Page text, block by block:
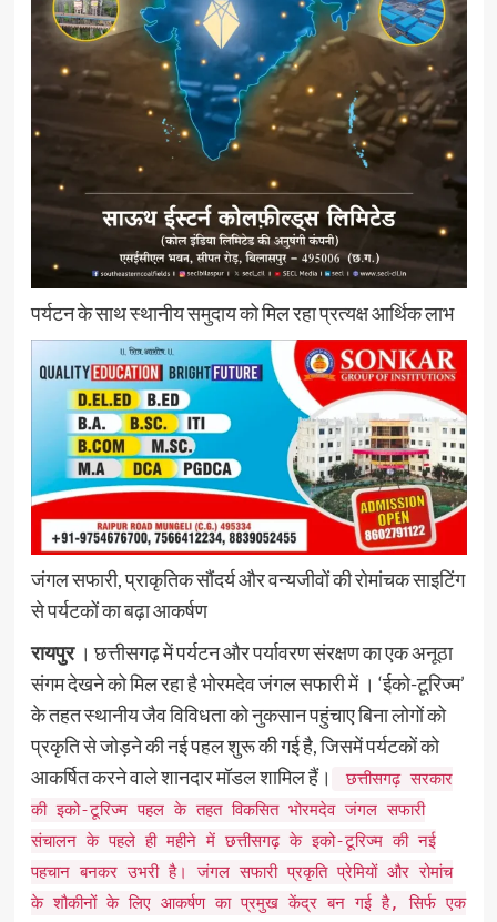
पर्यटन के साथ स्थानीय समुदाय को मिल रहा प्रत्यक्ष आर्थिक लाभ
जंगल सफारी, प्राकृतिक सौंदर्य और वन्यजीवों की रोमांचक साइटिंग
से पर्यटकों का बढ़ा आकर्षण
रायपुर। छत्तीसगढ़ में पर्यटन और पर्यावरण संरक्षण का एक अनूठा
संगम देखने को मिल रहा है भोरमदेव जंगल सफारी में । ‘ईको-टूरिज्म’
के तहत स्थानीय जैव विविधता को नुकसान पहुंचाए बिना लोगों को
प्रकृति से जोड़ने की नई पहल शुरू की गई है, जिसमें पर्यटकों को
आकर्षित करने वाले शानदार मॉडल शामिल हैं।
छत्तीसगढ़ सरकार
की इको-टूरिज्म पहल के तहत विकसित भोरमदेव जंगल सफारी
संचालन के पहले ही महीने में छत्तीसगढ़ के इको-टूरिज्म की नई
पहचान बनकर उभरी है। जंगल सफारी प्रकृति प्रेमियों और रोमांच
के शौकीनों के लिए आकर्षण का प्रमुख केंद्र बन गई है, सिर्फ एक